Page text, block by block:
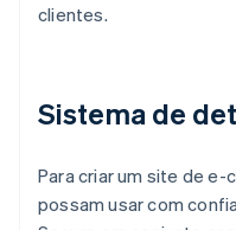
clientes.
Sistema de
Para criar um site de
possam usar com